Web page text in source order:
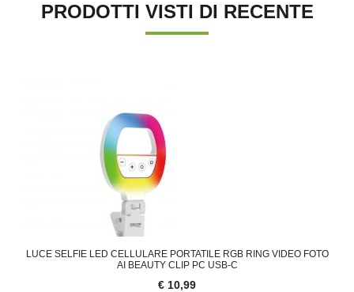
PRODOTTI VISTI DI RECENTE
LUCE SELFIE LED CELLULARE PORTATILE RGB RING VIDEO FOTO
AI BEAUTY CLIP PC USB-C
€ 10,99